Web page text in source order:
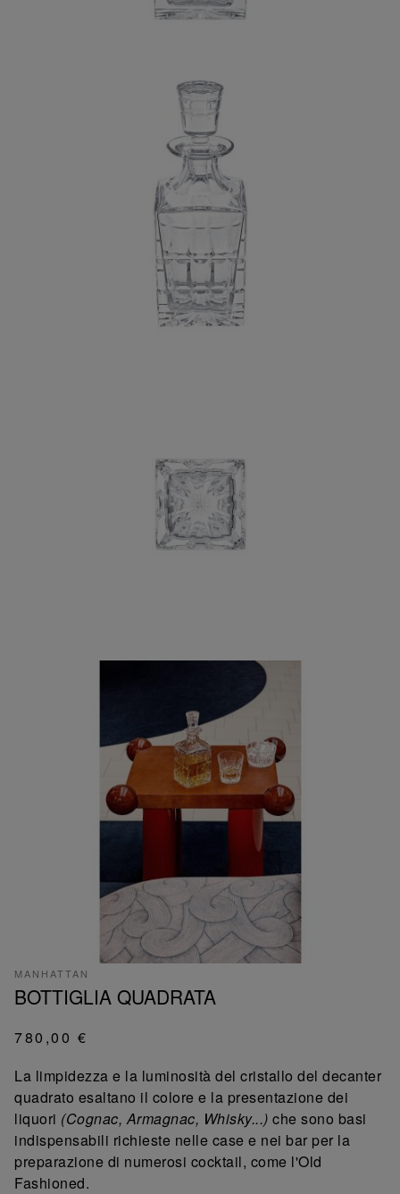
MANHATTAN
BOTTIGLIA QUADRATA
780,00 €
La limpidezza e la luminosità del cristallo del decanter
quadrato esaltano il colore e la presentazione dei
liquori (Cognac, Armagnac, Whisky...) che sono basi
indispensabili richieste nelle case e nei bar per la
preparazione di numerosi cocktail, come l'Old
Fashioned.